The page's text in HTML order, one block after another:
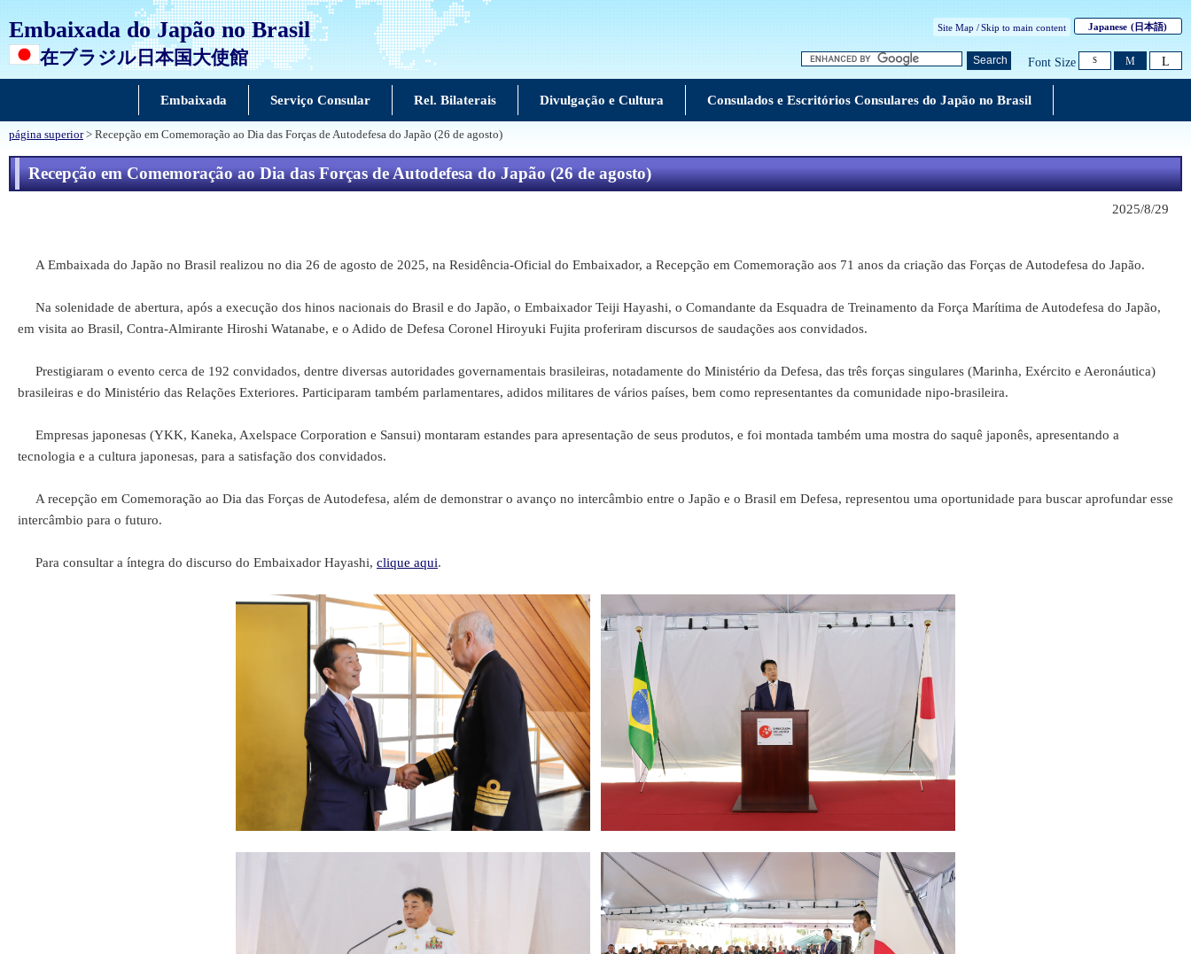
Embaixada do Japão no Brasil
在ブラジル日本国大使館
Site Map /Skip to main content Japanese (日本語)
Search Font Size S M L
Embaixada Serviço Consular Rel. Bilaterais Divulgação e Cultura Consulados e Escritórios Consulares do Japão no Brasil
página superior> Recepção em Comemoração ao Dia das Forças de Autodefesa do Japão (26 de agosto)
Recepção em Comemoração ao Dia das Forças de Autodefesa do Japão (26 de agosto)
2025/8/29
A Embaixada do Japão no Brasil realizou no dia 26 de agosto de 2025, na Residência-Oficial do Embaixador, a Recepção em Comemoração aos 71 anos da criação das Forças de Autodefesa do Japão.
Na solenidade de abertura, após a execução dos hinos nacionais do Brasil e do Japão, o Embaixador Teiji Hayashi, o Comandante da Esquadra de Treinamento da Força Marítima de Autodefesa do Japão,
em visita ao Brasil, Contra-Almirante Hiroshi Watanabe, e o Adido de Defesa Coronel Hiroyuki Fujita proferiram discursos de saudações aos convidados.
Prestigiaram o evento cerca de 192 convidados, dentre diversas autoridades governamentais brasileiras, notadamente do Ministério da Defesa, das três forças singulares (Marinha, Exército e Aeronáutica)
brasileiras e do Ministério das Relações Exteriores. Participaram também parlamentares, adidos militares de vários países, bem como representantes da comunidade nipo-brasileira.
Empresas japonesas (YKK, Kaneka, Axelspace Corporation e Sansui) montaram estandes para apresentação de seus produtos, e foi montada também uma mostra do saquê japonês, apresentando a
tecnologia e a cultura japonesas, para a satisfação dos convidados.
A recepção em Comemoração ao Dia das Forças de Autodefesa, além de demonstrar o avanço no intercâmbio entre o Japão e o Brasil em Defesa, representou uma oportunidade para buscar aprofundar esse
intercâmbio para o futuro.
Para consultar a íntegra do discurso do Embaixador Hayashi, clique aqui.